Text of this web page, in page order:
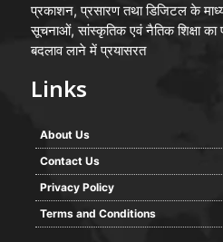
प्रकाशन, प्रसारण तथा डिजिटल के
सूचनाओं, सांस्कृतिक एवं नैतिक शिक्षा
बदलाव लाने में प्रयासरत
Links
About Us
Contact Us
Privacy Policy
Terms and Conditions